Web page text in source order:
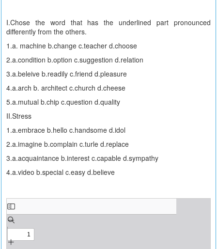
I.Chose the word that has the underlined part pronounced
differently from the others.
1.a. machine b.change c.teacher d.choose
2.a.condition b.option c.suggestion d.relation
3.a.beleive b.readily c.friend d.pleasure
4.a.arch b. architect c.church d.cheese
5.a.mutual b.chip c.question d.quality
II.Stress
1.a.embrace b.hello c.handsome d.idol
2.a.imagine b.complain c.turle d.replace
3.a.acquaintance b.interest c.capable d.sympathy
4.a.video b.special c.easy d.believe